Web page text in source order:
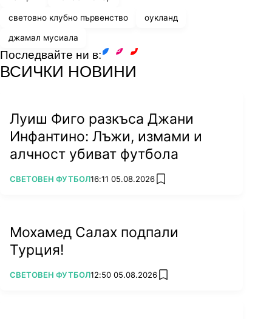
световно клубно първенство оукланд
джамал мусиала
Последвайте ни в:
ВСИЧКИ НОВИНИ
Луиш Фиго разкъса Джани
Инфантино: Лъжи, измами и
алчност убиват футбола
ПОВЕЧЕ ОТ
СВЕТОВЕН ФУТБОЛ16:11 05.08.2026 add favorites
Мохамед Салах подпали
Турция!
ПОВЕЧЕ ОТ
СВЕТОВЕН ФУТБОЛ12:50 05.08.2026 add favorites